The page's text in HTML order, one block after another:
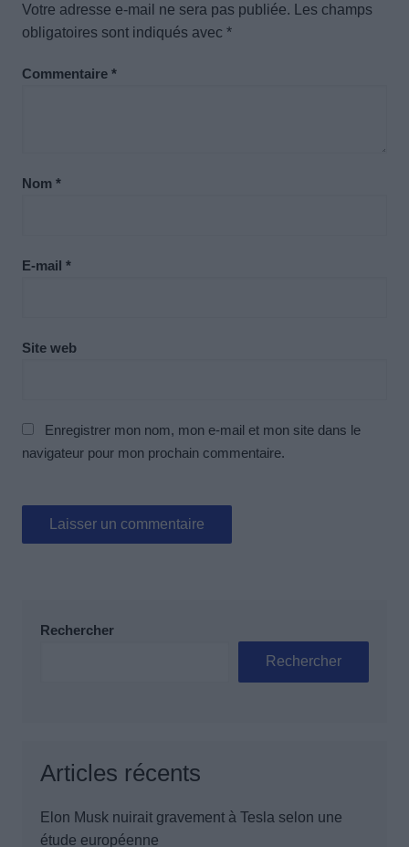
Votre adresse e-mail ne sera pas publiée.
Les champs
obligatoires sont indiqués avec *
Commentaire *
Nom *
E-mail *
Site web
Enregistrer mon nom, mon e-mail et mon site dans le
navigateur pour mon prochain commentaire.
Rechercher
Rechercher
Articles récents
Elon Musk nuirait gravement à Tesla selon une
étude européenne